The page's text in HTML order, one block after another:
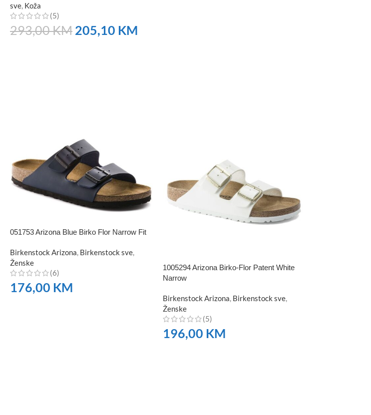
sve, Koža
(5)
293,00KM 205,10 KM
051753 Arizona Blue Birko Flor Narrow Fit
Birkenstock Arizona, Birkenstock sve,
Ženske
(6)
176,00 KM
1005294 Arizona Birko-Flor Patent White
Narrow
Birkenstock Arizona, Birkenstock sve,
Ženske
(5)
196,00 KM